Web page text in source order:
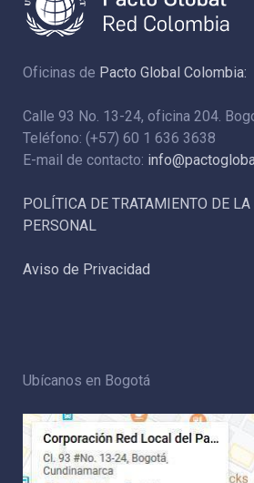
Oficinas de Pacto Global Colombia:
Calle 93 No. 13-24, oficina 204.
Teléfono: (+57) 60 1 636 3638
E-mail de contacto:
POLÍTICA DE TRATAMIENTO DE
PERSONAL
Aviso de Privacidad
Ubícanos en Bogotá